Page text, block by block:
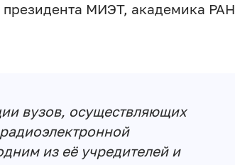
МИЭТ, академика РАН
вузов, осуществляющих
из её учредителей и